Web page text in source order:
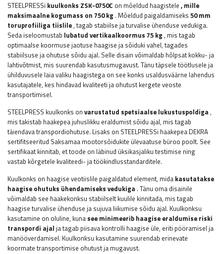
STEELPRESSi kuulkonks ZSK-0750C on mõeldud haagistele , mille
maksimaalne kogumass on 750 kg . Mõeldud paigaldamiseks 50 mm
toruprofiiliga tiislile, tagab stabiilse ja turvalise ühenduse vedukiga.
Seda iseloomustab lubatud vertikaalkoormus 75 kg , mis tagab
optimaalse koormuse jaotuse haagise ja sõiduki vahel, tagades
stabiilsuse ja ohutuse sõidu ajal. Selle disain võimaldab hõlpsat kokku- ja
lahtivõtmist, mis suurendab kasutusmugavust. Tänu täpsele töötlusele ja
ühilduvusele laia valiku haagistega on see konks usaldusväärne lahendus
kasutajatele, kes hindavad kvaliteeti ja ohutust kergete veoste
transportimisel.
STEELPRESS kuulkonks on varustatud spetsiaalse lukustuspoldiga,
mis takistab haakepea juhuslikku eraldumist sõidu ajal, mis tagab
täiendava transpordiohutuse. Lisaks on STEELPRESSi haakepea DEKRA
sertifitseeritud Saksamaa mootorsõidukite ülevaatuse büroo poolt. See
sertifikaat kinnitab, et toode on läbinud üksikasjaliku testimise ning
vastab kõrgetele kvaliteedi- ja töökindlusstandarditele.
Kuulkonks on haagise veotiislile paigaldatud element, mida kasutatakse
haagise ohutuks ühendamiseks vedukiga . Tänu oma disainile
võimaldab see haakekonksu stabiilselt kuulile kinnitada, mis tagab
haagise turvalise ühenduse ja sujuva liikumise sõidu ajal. Kuulkonksu
kasutamine on oluline, kuna see minimeerib haagise eraldumise riski
transpordi ajal ja tagab piisava kontrolli haagise üle, eriti pööramisel ja
manööverdamisel. Kuulkonksu kasutamine suurendab erinevate
koormate transportimise ohutust ja mugavust.